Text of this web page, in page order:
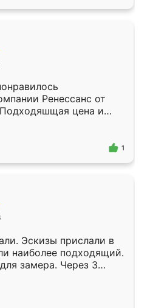
Ренессанс от
цена и
Приехавший
Владислав
эскизу самый
1
Эскизы прислали в
наиболее подходящий.
замера. Через 3
готова. Остались
Спасибо Ренессанс
работу!